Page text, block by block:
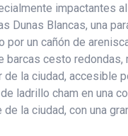
impactantes
Dunas Blancas, una
por un cañón de
cesto redondas,
la ciudad, accesible
ladrillo cham en una
la ciudad, con una